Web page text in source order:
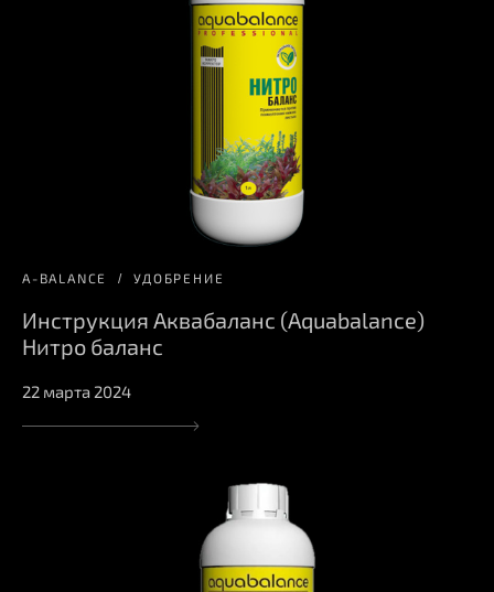
A-BALANCE УДОБРЕНИЕ
Инструкция Аквабаланс (Aquabalance)
Нитро баланс
22 марта 2024